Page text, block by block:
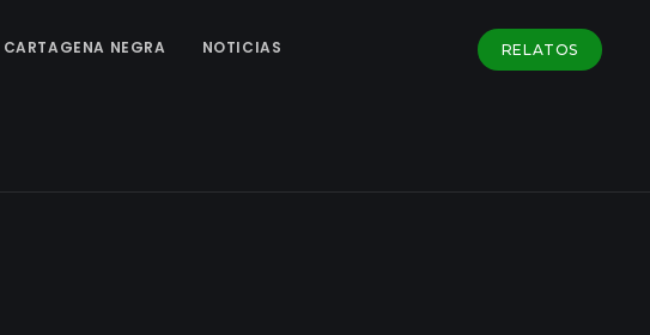
CARTAGENA NEGRA NOTICIAS RELATOS